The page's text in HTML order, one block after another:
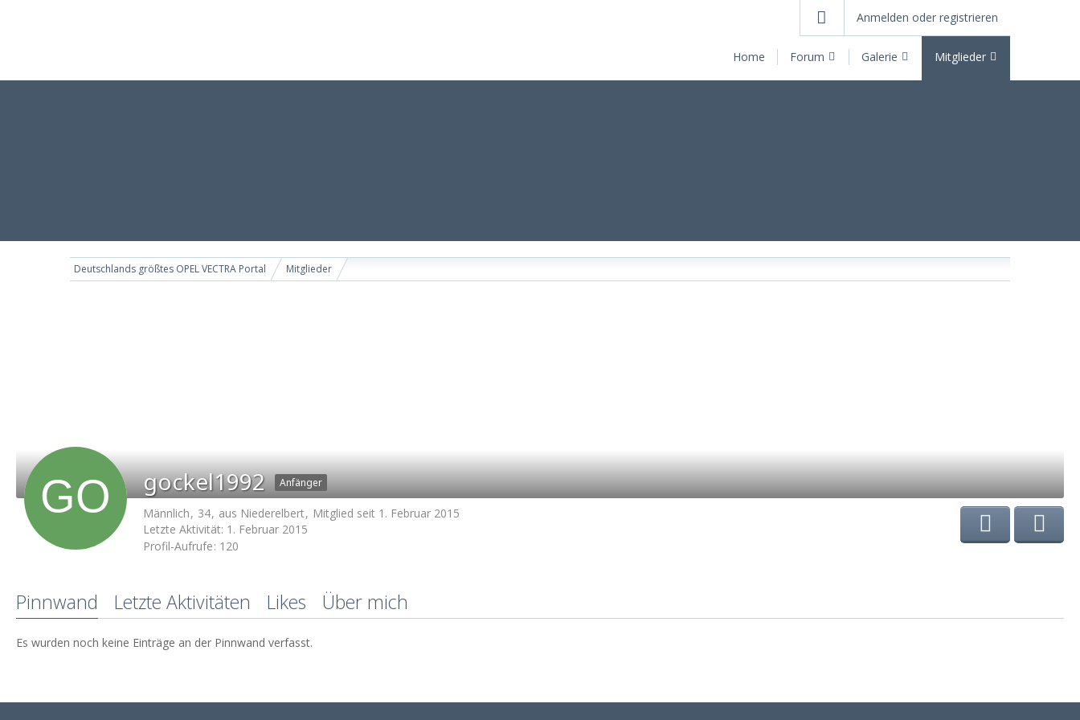
Home Forum Galerie Mitglieder
Anmelden oder registrieren
Deutschlands größtes OPEL VECTRA Portal Mitglieder
gockel1992 Anfänger
Männlich 34 aus Niederelbert
Mitglied seit 1. Februar 2015
Letzte Aktivität: 1. Februar 2015
Profil-Aufrufe 120
Pinnwand Letzte Aktivitäten Likes Über mich
Es wurden noch keine Einträge an der Pinnwand verfasst.